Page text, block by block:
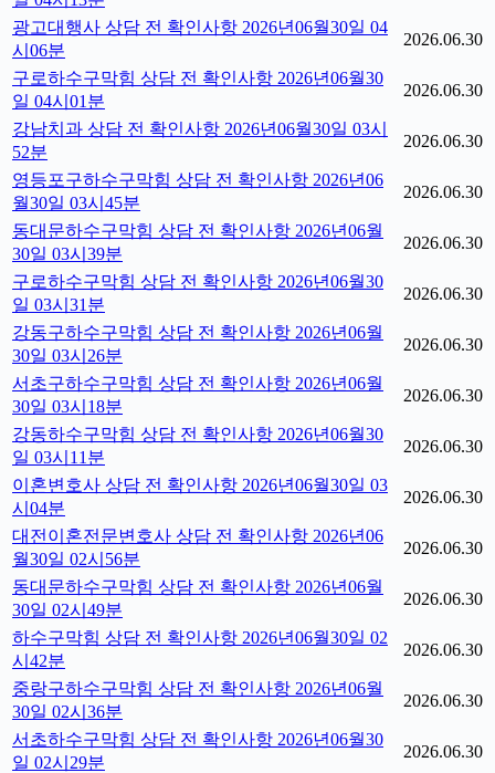
광고대행사 상담 전 확인사항 2026년06월30일 04
시06분
2026.06.30
구로하수구막힘 상담 전 확인사항 2026년06월30
일 04시01분
2026.06.30
강남치과 상담 전 확인사항 2026년06월30일 03시
52분
2026.06.30
영등포구하수구막힘 상담 전 확인사항 2026년06
월30일 03시45분
2026.06.30
동대문하수구막힘 상담 전 확인사항 2026년06월
30일 03시39분
2026.06.30
구로하수구막힘 상담 전 확인사항 2026년06월30
일 03시31분
2026.06.30
강동구하수구막힘 상담 전 확인사항 2026년06월
30일 03시26분
2026.06.30
서초구하수구막힘 상담 전 확인사항 2026년06월
30일 03시18분
2026.06.30
강동하수구막힘 상담 전 확인사항 2026년06월30
일 03시11분
2026.06.30
이혼변호사 상담 전 확인사항 2026년06월30일 03
시04분
2026.06.30
대전이혼전문변호사 상담 전 확인사항 2026년06
월30일 02시56분
2026.06.30
동대문하수구막힘 상담 전 확인사항 2026년06월
30일 02시49분
2026.06.30
하수구막힘 상담 전 확인사항 2026년06월30일 02
시42분
2026.06.30
중랑구하수구막힘 상담 전 확인사항 2026년06월
30일 02시36분
2026.06.30
서초하수구막힘 상담 전 확인사항 2026년06월30
일 02시29분
2026.06.30